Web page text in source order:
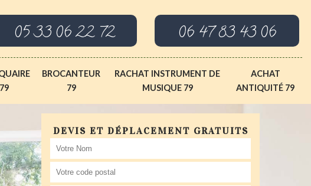
05 33 06 22 72 06 47 83 43 06
79
BROCANTEUR
79
RACHAT INSTRUMENT DE
MUSIQUE 79
ACHAT
ANTIQUITÉ 79
DEVIS ET DÉPLACEMENT GRATUITS